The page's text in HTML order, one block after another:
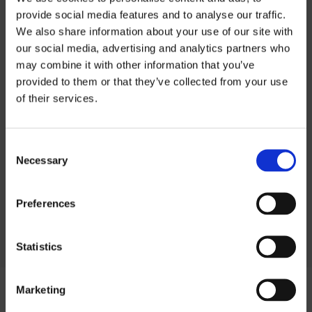
provide social media features and to analyse our traffic.
We also share information about your use of our site with
our social media, advertising and analytics partners who
may combine it with other information that you’ve
provided to them or that they’ve collected from your use
of their services.
Selection
Necessary
Preferences
Statistics
Marketing
INFORMATIONS SUR LE PRODUIT
INFORMATIONS TECHNIQUES
Informations sur
Si vous souhaitez télécharger nos listes
de prix, vous devez sélectionner la devise
prix. pour demander un mot de